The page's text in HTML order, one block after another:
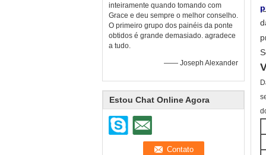
inteiramente quando tomando com
Grace e deu sempre o melhor conselho.
O primeiro grupo dos painéis da ponte
obtidos é grande demasiado. agradece
a tudo.
—— Joseph Alexander
Estou Chat Online Agora